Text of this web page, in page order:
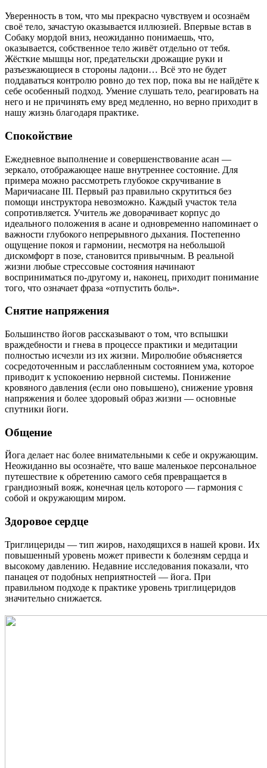
Уверенность в том, что мы прекрасно чувствуем и осознаём
своё тело, зачастую оказывается иллюзией. Впервые встав в
Собаку мордой вниз, неожиданно понимаешь, что,
оказывается, собственное тело живёт отдельно от тебя.
Жёсткие мышцы ног, предательски дрожащие руки и
разъезжающиеся в стороны ладони… Всё это не будет
поддаваться контролю ровно до тех пор, пока вы не найдёте к
себе особенный подход. Умение слушать тело, реагировать на
него и не причинять ему вред медленно, но верно приходит в
нашу жизнь благодаря практике.
Спокойствие
Ежедневное выполнение и совершенствование асан —
зеркало, отображающее наше внутреннее состояние. Для
примера можно рассмотреть глубокое скручивание в
Маричиасане III. Первый раз правильно скрутиться без
помощи инструктора невозможно. Каждый участок тела
сопротивляется. Учитель же доворачивает корпус до
идеального положения в асане и одновременно напоминает о
важности глубокого непрерывного дыхания. Постепенно
ощущение покоя и гармонии, несмотря на небольшой
дискомфорт в позе, становится привычным. В реальной
жизни любые стрессовые состояния начинают
восприниматься по-другому и, наконец, приходит понимание
того, что означает фраза «отпустить боль».
Снятие напряжения
Большинство йогов рассказывают о том, что вспышки
враждебности и гнева в процессе практики и медитации
полностью исчезли из их жизни. Миролюбие объясняется
сосредоточенным и расслабленным состоянием ума, которое
приводит к успокоению нервной системы. Понижение
кровяного давления (если оно повышено), снижение уровня
напряжения и более здоровый образ жизни — основные
спутники йоги.
Общение
Йога делает нас более внимательными к себе и окружающим.
Неожиданно вы осознаёте, что ваше маленькое персональное
путешествие к обретению самого себя превращается в
грандиозный вояж, конечная цель которого — гармония с
собой и окружающим миром.
Здоровое сердце
Триглицериды — тип жиров, находящихся в нашей крови. Их
повышенный уровень может привести к болезням сердца и
высокому давлению. Недавние исследования показали, что
панацея от подобных неприятностей — йога. При
правильном подходе к практике уровень триглицеридов
значительно снижается.